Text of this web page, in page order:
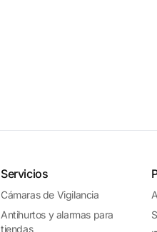
Servicios
Cámaras de Vigilancia
Antihurtos y alarmas para
tiendas